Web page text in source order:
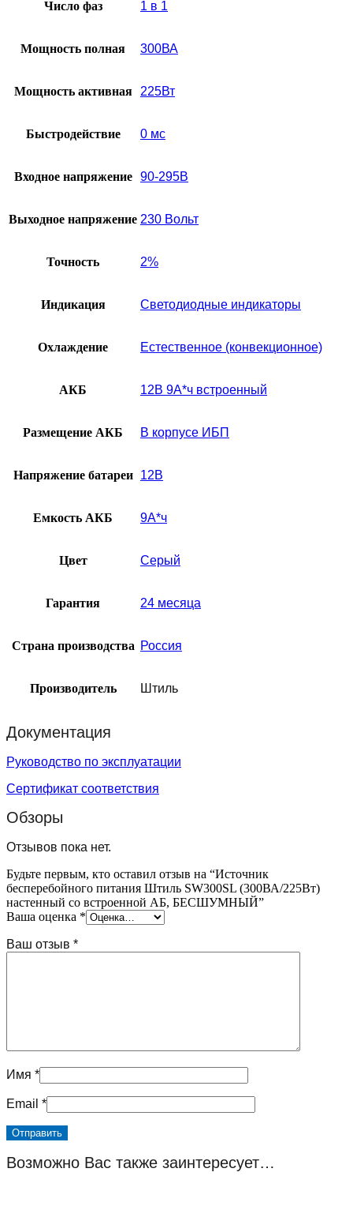
Число фаз 1 в 1
Мощность полная 300ВА
Мощность активная 225Вт
Быстродействие 0 мс
Входное напряжение 90-295В
Выходное напряжение 230 Вольт
Точность 2%
Индикация Светодиодные индикаторы
Охлаждение Естественное (конвекционное)
АКБ 12В 9А*ч встроенный
Размещение АКБ В корпусе ИБП
Напряжение батареи 12В
Емкость АКБ 9А*ч
Цвет Серый
Гарантия 24 месяца
Страна производства Россия
Производитель Штиль
Документация
Руководство по эксплуатации
Сертификат соответствия
Обзоры
Отзывов пока нет.
Будьте первым, кто оставил отзыв на “Источник
бесперебойного питания Штиль SW300SL (300ВА/225Вт)
настенный со встроенной АБ, БЕСШУМНЫЙ”
Ваша оценка *
Ваш отзыв *
Имя *
Email *
Возможно Вас также заинтересует…